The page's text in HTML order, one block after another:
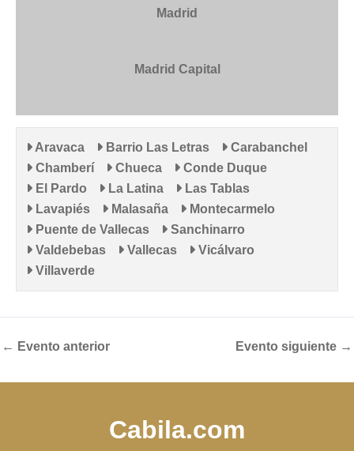
Madrid
Madrid Capital
Aravaca Barrio Las Letras
Carabanchel
Chamberí
Chueca
Conde Duque
El Pardo
La Latina
Las Tablas
Lavapiés
Malasaña
Montecarmelo
Puente de Vallecas
Sanchinarro
Valdebebas
Vallecas
Vicálvaro
Villaverde
← Evento anterior Evento siguiente →
Cabila.com